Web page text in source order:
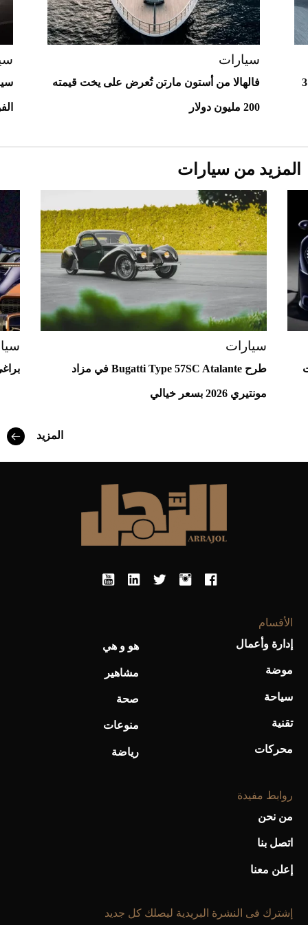
استثنائية
Aston Martin Valiant: على هوى الأبطال
أفضل تدريج للشعر الطويل لإطلالة جريئة وعصرية
ماعز في سيارة أستون مارتن فالكيري بقيمة 3
سيارات
فالهالا من أستون مارتن تُعرض على يخت قيمته
200 مليون دولار
المزيد من سيارات
سيارات
طرح Bugatti Type 57SC Atalante في مزاد
مونتيري 2026 بسعر خيالي
المزيد
الأقسام
إدارة وأعمال
موضة
سياحة
تقنية
محركات
هو و هي
مشاهير
صحة
منوعات
رياضة
روابط مفيدة
من نحن
اتصل بنا
إعلن معنا
إشترك فى النشرة البريدية ليصلك كل جديد